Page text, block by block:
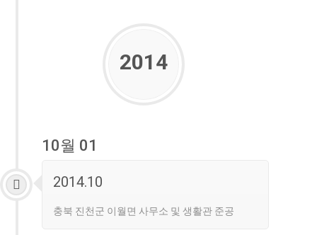
2014
10월 01
2014.10
충북 진천군 이월면 사무소 및 생활관 준공